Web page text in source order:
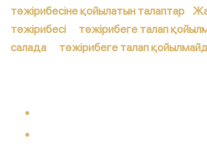
тәжірибесіне қойылатын талаптар
тәжірибесі тәжірибеге талап
салада тәжірибеге талап